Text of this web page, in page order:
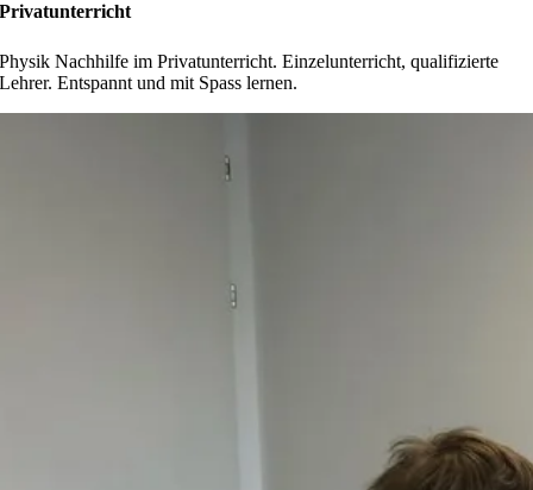
Privatunterricht
Physik Nachhilfe im Privatunterricht. Einzelunterricht, qualifizierte
Lehrer. Entspannt und mit Spass lernen.